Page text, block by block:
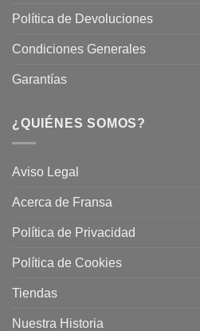
Política de Devoluciones
Condiciones Generales
Garantías
¿QUIÉNES SOMOS?
Aviso Legal
Acerca de Fransa
Política de Privacidad
Política de Cookies
Tiendas
Nuestra Historia